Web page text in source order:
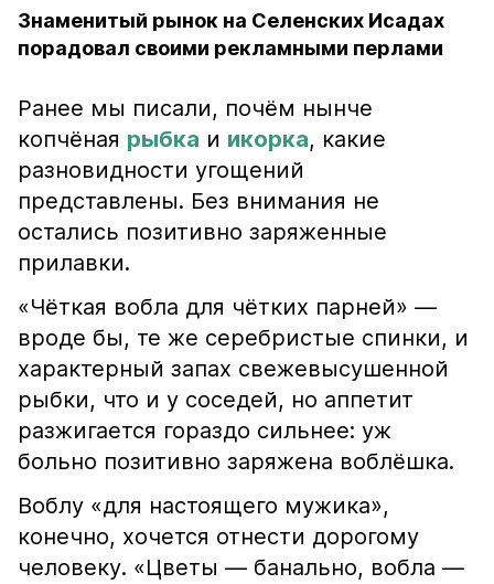
Знаменитый рынок на Селенских Исадах
порадовал своими рекламными перлами
Ранее мы писали, почём нынче
копчёная рыбка и икорка, какие
разновидности угощений
представлены. Без внимания не
остались позитивно заряженные
прилавки.
«Чёткая вобла для чётких парней» —
вроде бы, те же серебристые спинки, и
характерный запах свежевысушенной
рыбки, что и у соседей, но аппетит
разжигается гораздо сильнее: уж
больно позитивно заряжена воблёшка.
Воблу «для настоящего мужика»,
конечно, хочется отнести дорогому
человеку. «Цветы — банально, вобла —